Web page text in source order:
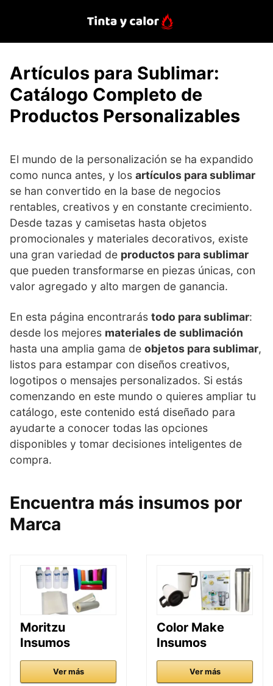
Artículos para Sublimar:
Catálogo Completo de
Productos Personalizables
El mundo de la personalización se ha expandido
como nunca antes, y los artículos para sublimar
se han convertido en la base de negocios
rentables, creativos y en constante crecimiento.
Desde tazas y camisetas hasta objetos
promocionales y materiales decorativos, existe
una gran variedad de productos para sublimar
que pueden transformarse en piezas únicas, con
valor agregado y alto margen de ganancia.
En esta página encontrarás todo para sublimar:
desde los mejores materiales de sublimación
hasta una amplia gama de objetos para sublimar,
listos para estampar con diseños creativos,
logotipos o mensajes personalizados. Si estás
comenzando en este mundo o quieres ampliar tu
catálogo, este contenido está diseñado para
ayudarte a conocer todas las opciones
disponibles y tomar decisiones inteligentes de
compra.
Encuentra más insumos por
Marca
Moritzu
Insumos
Ver más
Color Make
Insumos
Ver más